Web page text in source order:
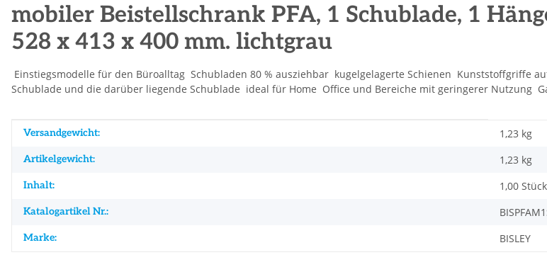
mobiler Beistellschrank PFA, 1 Schublade, 1
528 x 413 x 400 mm. lichtgrau
 Einstiegsmodelle für den Büroalltag  Schubladen 80 % ausziehbar  kugelgelagerte Schienen 
Schublade und die darüber liegende Schublade  ideal für Home  Office und Bereiche mit geringerer Nutzung 
Produkteigenschaft
Wert
Versandgewicht: 1,23 kg
Artikelgewicht: 1,23 kg
Inhalt: 1,00 Stück
Katalogartikel Nr.:
Marke: BISLEY